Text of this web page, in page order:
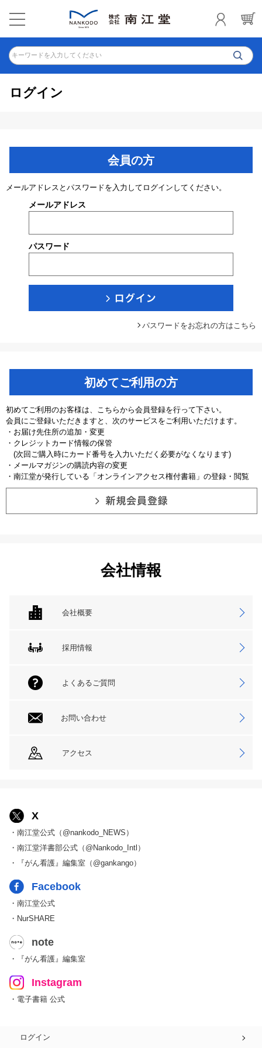
キーワードを入力してください
ログイン
会員の方
メールアドレスとパスワードを入力してログインしてください。
メールアドレス
パスワード
パスワードをお忘れの方はこちら
初めてご利用の方
初めてご利用のお客様は、こちらから会員登録を行って下さい。
会員にご登録いただきますと、次のサービスをご利用いただけます。
・お届け先住所の追加・変更
・クレジットカード情報の保管
(次回ご購入時にカード番号を入力いただく必要がなくなります)
・メールマガジンの購読内容の変更
・南江堂が発行している「オンラインアクセス権付書籍」の登録・閲覧
会社情報
会社概要
採用情報
よくあるご質問
お問い合わせ
アクセス
X
・南江堂公式（@nankodo_NEWS）
・南江堂洋書部公式（@Nankodo_Intl）
・『がん看護』編集室（@gankango）
Facebook
・南江堂公式
・NurSHARE
note
・『がん看護』編集室
Instagram
・電子書籍 公式
ログイン